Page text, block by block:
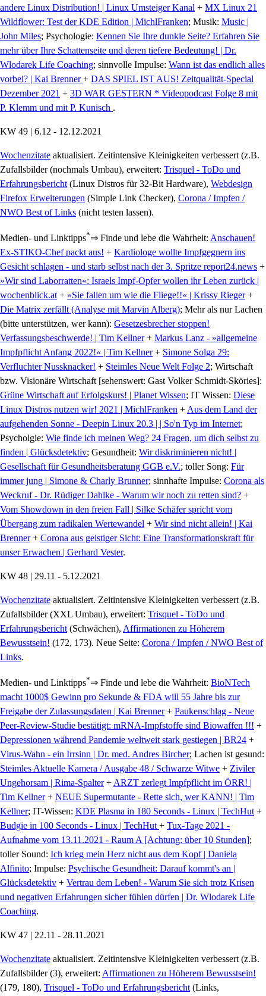
andere Linux Distribution! | Linux Umsteiger Kanal + MX Linux 21
Wildflower: Test der KDE Edition | MichlFranken; Musik: Music |
John Miles; Psychologie: Kennen Sie Ihre dunkle Seite? Erfahren Sie
mehr über Ihre Schattenseite und deren tiefere Bedeutung! | Dr.
Wlodarek Life Coaching; sinnvolle Impulse: Wann ist das endlich alles
vorbei? | Kai Brenner+ DAS SPIEL IST AUS! Zeitqualität-Special
Dezember 2021 + 3D WAR GESTERN * Videopodcast Folge 8 mit
P. Klemm und mit P. Kunisch .
KW 49 | 6.12 - 12.12.2021
Wochenzitate aktualisiert. Zeitintensive Kleinigkeiten verbessert (z.B.
Zufallsbilder (nochmals Umbau), erweitert: Trisquel - ToDo und
Erfahrungsbericht (Linux Distros für 32-Bit Hardware), Webdesign
Firefox Erweiterungen (Simple Link Checker), Corona / Impfen /
NWO Best of Links (nicht testen lassen).
Medien- und Linktipps*⇒ Finde und lebe die Wahrheit: Anschauen!
Ex-STIKO-Chef packt aus! + Kardiologe wollte Impfgegnern ins
Gesicht schlagen - und starb selbst nach der 3. Spritze report24.news +
»Wir sind Laborratten«: Israels Impf-Opfer wollen ihr Leben zurück |
wochenblick.at + »Sie fallen um wie die Fliege!!« | Krissy Rieger+
Die Matrix zerfällt (Analyse mit Marvin Alberg); Mehr als nur Lachen
(bitte unterstützen, wer kann): Gesetzesbrecher stoppen!
Verfassungsbeschwerde! | Tim Kellner+ Markus Lanz - »allgemeine
Impfpflicht Anfang 2022!« | Tim Kellner+ Simone Solga 29:
Verfluchter Nussknacker! + Steimles Neue Welt Folge 2; Wirtschaft
bzw. Visionäre Wirtschaft [sehenswert: Gast Volker Schmidt-Sköries]:
Grüne Wirtschaft auf Erfolgskurs! | Planet Wissen; IT Wissen: Diese
Linux Distros nutzen wir! 2021 | MichlFranken + Aus dem Land der
aufgehenden Sonne - Deepin Linux 20.3 | | So'n Typ im Internet;
Psycholgie: Wie finde ich meinen Weg? 24 Fragen, um dich selbst zu
finden | Glücksdetektiv; Gesundheit: Wir diskriminieren nicht! |
Gesellschaft für Gesundheitsberatung GGB e.V.; toller Song: Für
immer jung | Simone & Charly Brunner; sinnhafte Impulse: Corona als
Weckruf - Dr. Rüdiger Dahlke - Warum wir noch zu retten sind? +
Vom Showdown in den freien Fall | Silke Schäfer spricht vom
Übergang zum radikalen Wertewandel + Wir sind nicht allein! | Kai
Brenner+ Corona aus geistiger Sicht: Eine Transformationskraft für
unser Erwachen | Gerhard Vester.
KW 48 | 29.11 - 5.12.2021
Wochenzitate aktualisiert. Zeitintensive Kleinigkeiten verbessert (z.B.
Zufallsbilder (XXL Umbau), erweitert: Trisquel - ToDo und
Erfahrungsbericht (Schwächen), Affirmationen zu Höherem
Bewusstsein! (172, 173). Neue Seite: Corona / Impfen / NWO Best of
Links.
Medien- und Linktipps*⇒ Finde und lebe die Wahrheit: BioNTech
macht 1000$ Gewinn pro Sekunde & FDA will 55 Jahre bis zur
Freigabe der Zulassungsdaten | Kai Brenner+ Paukenschlag - Neue
Peer-Review-Studie bestätigt: mRNA-Impfstoffe sind Biowaffen !!! +
Depressionen während Pandemie weltweit stark gestiegen | BR24 +
Virus-Wahn - ein Irrsinn | Dr. med. Andres Bircher; Lachen ist gesund:
Steimles Aktuelle Kamera / Ausgabe 48 / Schwarze Witwe + Ziviler
Ungehorsam | Rima-Spalter+ ARZT zerlegt Impfpflicht im ÖRR! |
Tim Kellner+ NEUE Supermutante - Rette sich, wer KANN! | Tim
Kellner; IT-Wissen: KDE Plasma in 180 Seconds - Linux | TechHut +
Budgie in 100 Seconds - Linux | TechHut + Tux-Tage 2021 -
Aufnahme vom 13.11.2021 - Raum A [Achtung: über 10 Stunden];
toller Sound: Ich krieg mein Herz nicht aus dem Kopf | Daniela
Alfinito; Impulse: Psychische Gesundheit: Darauf kommt's an |
Glücksdetektiv + Vertrau dem Leben! - Warum Sie sich trotz Krisen
und negativen Erfahrungen sicher fühlen dürfen | Dr. Wlodarek Life
Coaching.
KW 47 | 22.11 - 28.11.2021
Wochenzitate aktualisiert. Zeitintensive Kleinigkeiten verbessert (z.B.
Zufallsbilder (3), erweitert: Affirmationen zu Höherem Bewusstsein!
(179, 180), Trisquel - ToDo und Erfahrungsbericht (Links,